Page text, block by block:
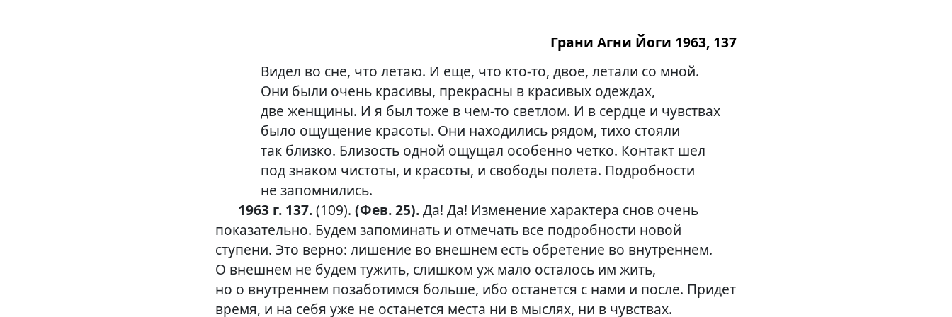
Грани Агни Йоги 1963, 137
Видел во сне, что летаю. И еще, что кто-то, двое, летали со мной.
Они были очень красивы, прекрасны в красивых одеждах,
две женщины. И я был тоже в чем-то светлом. И в сердце и чувствах
было ощущение красоты. Они находились рядом, тихо стояли
так близко. Близость одной ощущал особенно четко. Контакт шел
под знаком чистоты, и красоты, и свободы полета. Подробности
не запомнились.
1963 г. 137.(109). (Фев. 25).Да! Да! Изменение характера снов очень
показательно. Будем запоминать и отмечать все подробности новой
ступени. Это верно: лишение во внешнем есть обретение во внутреннем.
О внешнем не будем тужить, слишком уж мало осталось им жить,
но о внутреннем позаботимся больше, ибо останется с нами и после. Придет
время, и на себя уже не останется места ни в мыслях, ни в чувствах.